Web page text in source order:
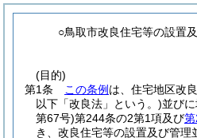
○鳥取市改良住宅等の設置
(目的)
第1条
この条例 は、住宅地区改
以下「改良法」という。)並び
第67号)第244条の2第1項及び
き、改良住宅等の設置及び管